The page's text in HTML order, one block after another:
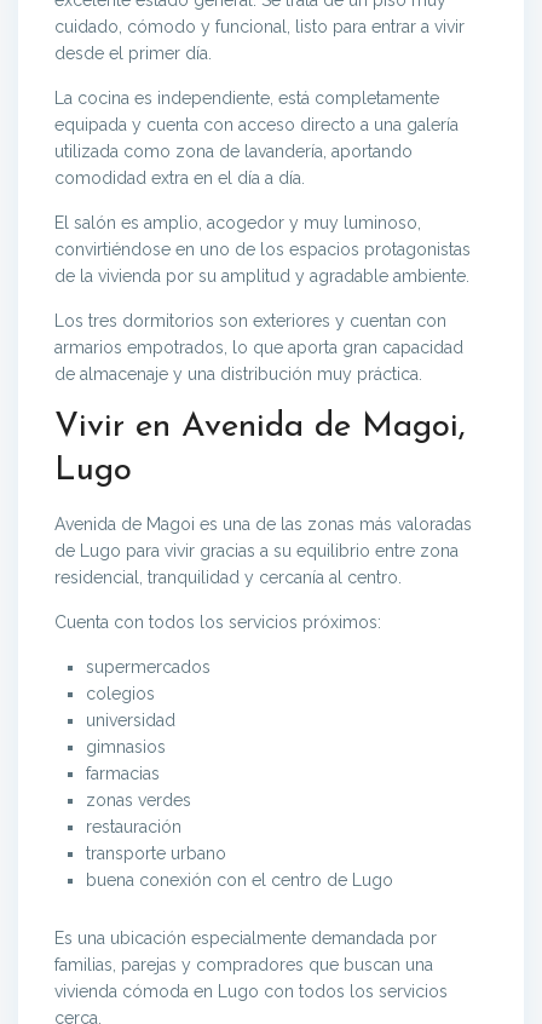
cuidado, cómodo y funcional, listo para entrar a vivir
desde el primer día.
La cocina es independiente, está completamente
equipada y cuenta con acceso directo a una galería
utilizada como zona de lavandería, aportando
comodidad extra en el día a día.
El salón es amplio, acogedor y muy luminoso,
convirtiéndose en uno de los espacios protagonistas
de la vivienda por su amplitud y agradable ambiente.
Los tres dormitorios son exteriores y cuentan con
armarios empotrados, lo que aporta gran capacidad
de almacenaje y una distribución muy práctica.
Vivir en Avenida de Magoi,
Lugo
Avenida de Magoi es una de las zonas más valoradas
de Lugo para vivir gracias a su equilibrio entre zona
residencial, tranquilidad y cercanía al centro.
Cuenta con todos los servicios próximos:
supermercados
colegios
universidad
gimnasios
farmacias
zonas verdes
restauración
transporte urbano
buena conexión con el centro de Lugo
Es una ubicación especialmente demandada por
familias, parejas y compradores que buscan una
vivienda cómoda en Lugo con todos los servicios
cerca.